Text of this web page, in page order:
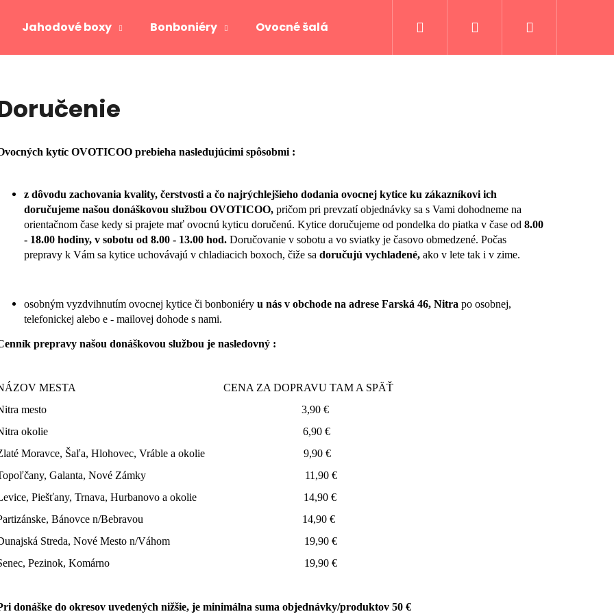
Jahodové boxy Bonboniéry Ovocné šaláty Svadby Ako objednávať
Hľadať Prihlásenie
kytíc OVOTICOO prebieha nasledujúcimi spôsobmi :
z dôvodu zachovania kvality, čerstvosti a čo najrýchlejšieho dodania ovocnej kytice ku zákazníkovi ich
doručujeme našou donáškovou službou OVOTICOO, pričom pri prevzatí objednávky sa s Vami dohodneme na
orientačnom čase kedy si prajete mať ovocnú kyticu doručenú. Kytice doručujeme od pondelka do piatka v čase od 8.00
- 18.00 hodiny, v sobotu od 8.00 - 13.00 hod. Doručovanie v sobotu a vo sviatky je časovo obmedzené. Počas
prepravy k Vám sa kytice uchovávajú v chladiacich boxoch, čiže sa doručujú vychladené, ako v lete tak i v zime.
osobným vyzdvihnutím ovocnej kytice či bonboniéry u nás v obchode na adrese Farská 46, Nitra po osobnej,
telefonickej alebo e - mailovej dohode s nami.
prepravy našou donáškovou službou je nasledovný :
MESTA CENA ZA DOPRAVU TAM A SPÄŤ
mesto 3,90 €
okolie 6,90 €
Moravce, Šaľa, Hlohovec, Vráble a okolie 9,90 €
Galanta, Nové Zámky
11,90 €
Piešťany, Trnava, Hurbanovo a okolie 14,90 €
Bánovce n/Bebravou 14,90 €
Streda, Nové Mesto n/Váhom 19,90 €
Pezinok, Komárno 19,90 €
donáške do okresov uvedených nižšie, je minimálna suma objednávky/produktov 50 €
Odporúčame
SRDCE GOLD
VIKTORIA